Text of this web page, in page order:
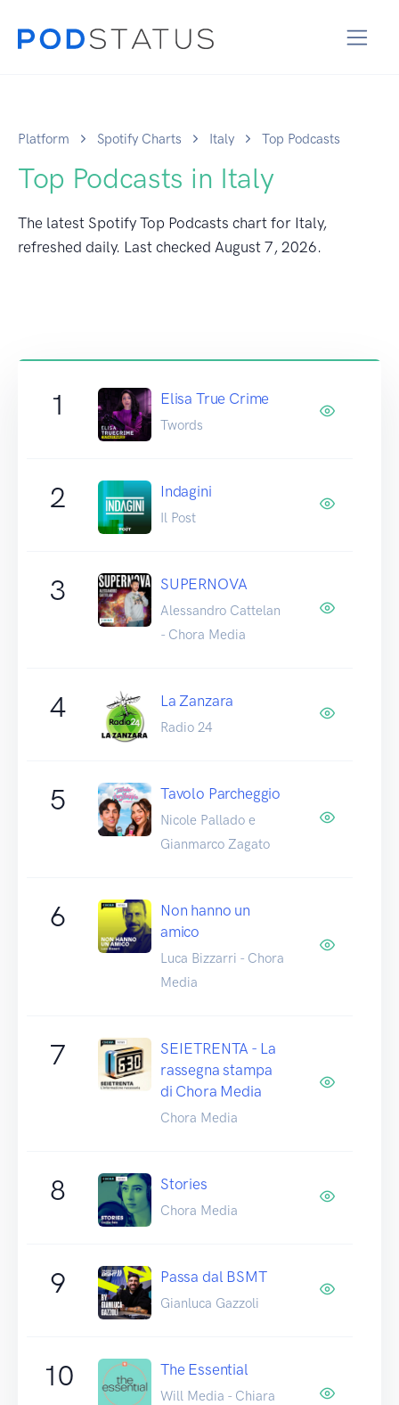
Platform Spotify Charts Italy Top Podcasts
Top Podcasts in Italy
The latest Spotify Top Podcasts chart for Italy,
refreshed daily. Last checked August 7, 2026.
1 Elisa True Crime
Twords
2 Indagini
Il Post
3 SUPERNOVA
Alessandro Cattelan
- Chora Media
4 La Zanzara
Radio 24
5 Tavolo Parcheggio
Nicole Pallado e
Gianmarco Zagato
6
Non hanno un
amico
Luca Bizzarri - Chora
Media
7
SEIETRENTA - La
rassegna stampa
di Chora Media
Chora Media
8 Stories
Chora Media
9 Passa dal BSMT
Gianluca Gazzoli
10 The Essential
Will Media - Chiara